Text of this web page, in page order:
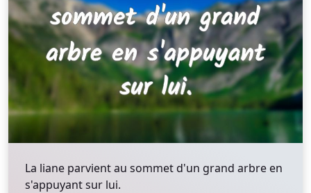
La liane parvient au sommet d'un grand arbre en
s'appuyant sur lui.